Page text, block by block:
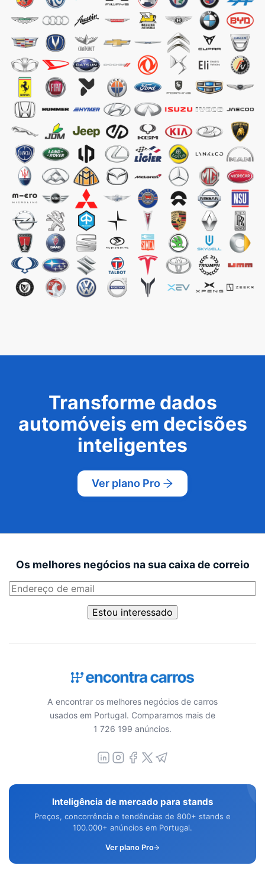
Transforme dados
automóveis em decisões
inteligentes
Ver plano Pro
Os melhores negócios na sua caixa de correio
Estou interessado
A encontrar os melhores negócios de carros
usados em Portugal. Comparamos mais de
1 726 199 anúncios.
Inteligência de mercado para stands
Preços, concorrência e tendências de 800+ stands e
100.000+ anúncios em Portugal.
Ver plano Pro